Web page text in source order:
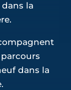
la
dans la